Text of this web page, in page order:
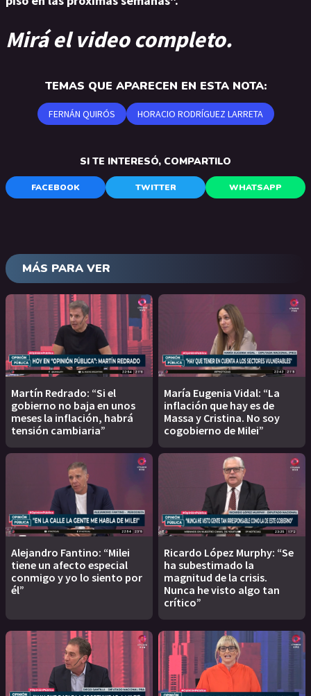
Mirá el video completo.
TEMAS QUE APARECEN EN ESTA NOTA:
FERNÁN QUIRÓS HORACIO RODRÍGUEZ LARRETA
SI TE INTERESÓ, COMPARTILO
FACEBOOK TWITTER WHATSAPP
MÁS PARA VER
Martín Redrado: “Si el
gobierno no baja en unos
meses la inflación, habrá
tensión cambiaria”
María Eugenia Vidal: “La
inflación que hay es de
Massa y Cristina. No soy
cogobierno de Milei”
Alejandro Fantino: “Milei
tiene un afecto especial
conmigo y yo lo siento por
él”
Ricardo López Murphy: “Se
ha subestimado la
magnitud de la crisis.
Nunca he visto algo tan
crítico”